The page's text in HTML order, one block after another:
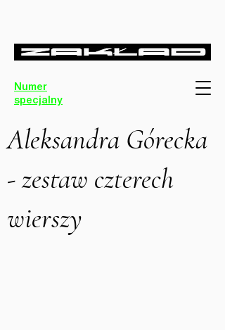
Numer
specjalny
Aleksandra Górecka
- zestaw czterech
wierszy